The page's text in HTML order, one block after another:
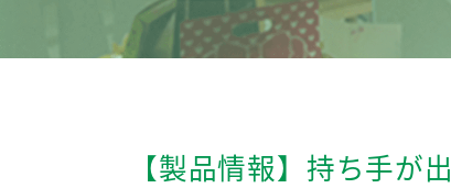
【製品情報】持ち手が